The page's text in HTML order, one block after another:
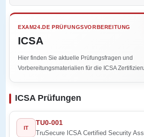
EXAM24.DE PRÜFUNGSVORBEREITUNG
ICSA
Hier finden Sie aktuelle Prüfungsfragen und
Vorbereitungsmaterialien für die ICSA
ICSA Prüfungen
IT
TU0-001
TruSecure ICSA Certified Security